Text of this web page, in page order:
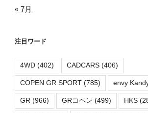
« 7月
注目ワード
4WD (402) CADCARS (406)
COPEN GR SPORT (785) envy
GR (966) GRコペン (499) HKS